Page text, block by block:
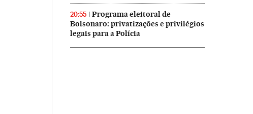
20:55
Programa eleitoral de
Bolsonaro: privatizações e privilégios
legais para a Polícia